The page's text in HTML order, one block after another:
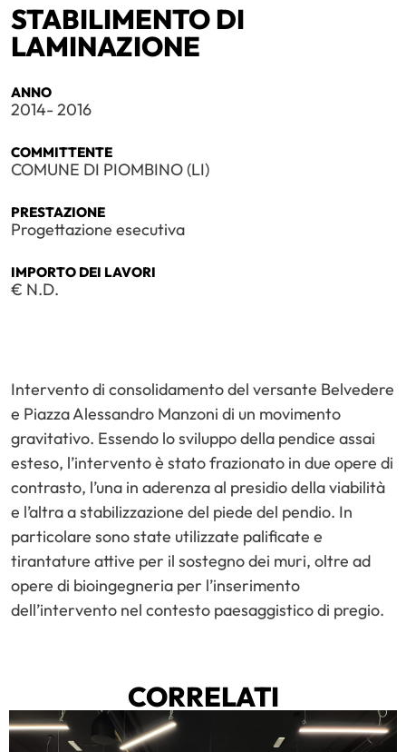
STABILIMENTO DI
LAMINAZIONE
ANNO
2014- 2016
COMMITTENTE
COMUNE DI PIOMBINO (LI)
PRESTAZIONE
Progettazione esecutiva
IMPORTO DEI LAVORI
€ N.D.
Intervento di consolidamento del versante Belvedere
e Piazza Alessandro Manzoni di un movimento
gravitativo. Essendo lo sviluppo della pendice assai
esteso, l’intervento è stato frazionato in due opere di
contrasto, l’una in aderenza al presidio della viabilità
e l’altra a stabilizzazione del piede del pendio. In
particolare sono state utilizzate palificate e
tirantature attive per il sostegno dei muri, oltre ad
opere di bioingegneria per l’inserimento
dell’intervento nel contesto paesaggistico di pregio.
CORRELATI